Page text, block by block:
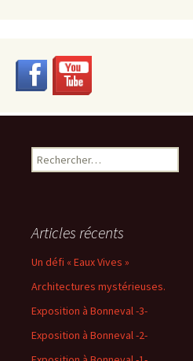
Rechercher :
Articles récents
Un défi « Eaux Vives »
Architectures mystérieuses.
Exposition à Bonneval -3-
Exposition à Bonneval -2-